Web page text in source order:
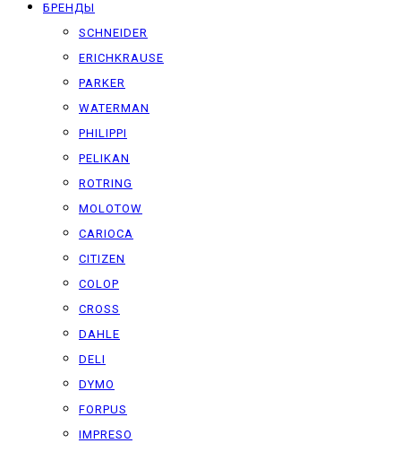
БРЕНДЫ
SCHNEIDER
ERICHKRAUSE
PARKER
WATERMAN
PHILIPPI
PELIKAN
ROTRING
MOLOTOW
CARIOCA
CITIZEN
COLOP
CROSS
DAHLE
DELI
DYMO
FORPUS
IMPRESO